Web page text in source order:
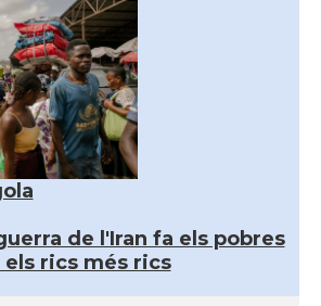
de l'Iran fa els pobres
rics més rics